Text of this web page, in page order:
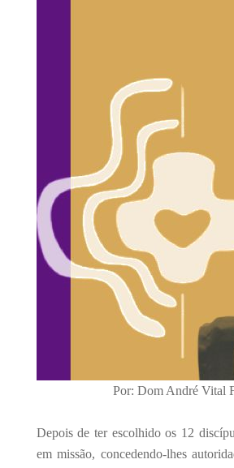
Por: Dom André Vital
Depois de ter escolhido os 12
em missão, concedendo-lhes